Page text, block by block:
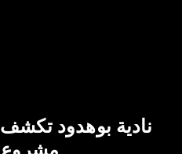
نادية بوهدود